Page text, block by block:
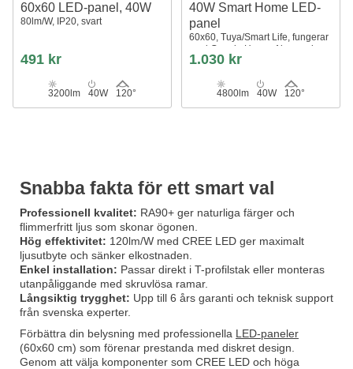
60x60 LED-panel, 40W
80lm/W, IP20, svart
491 kr
3200lm 40W 120°
40W Smart Home LED-
panel
60x60, Tuya/Smart Life, fungerar
med Google Home, Alexa och
smartphones, vit kant
1.030 kr
4800lm 40W 120°
Snabba fakta för ett smart val
Professionell kvalitet: RA90+ ger naturliga färger och
flimmerfritt ljus som skonar ögonen.
Hög effektivitet: 120lm/W med CREE LED ger maximalt
ljusutbyte och sänker elkostnaden.
Enkel installation: Passar direkt i T-profilstak eller monteras
utanpåliggande med skruvlösa ramar.
Långsiktig trygghet: Upp till 6 års garanti och teknisk support
från svenska experter.
Förbättra din belysning med professionella LED-paneler
(60x60 cm) som förenar prestanda med diskret design.
Genom att välja komponenter som CREE LED och höga